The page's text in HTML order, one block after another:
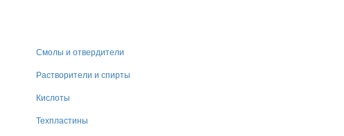
Смолы и отвердители
Растворители и спирты
Кислоты
Техпластины